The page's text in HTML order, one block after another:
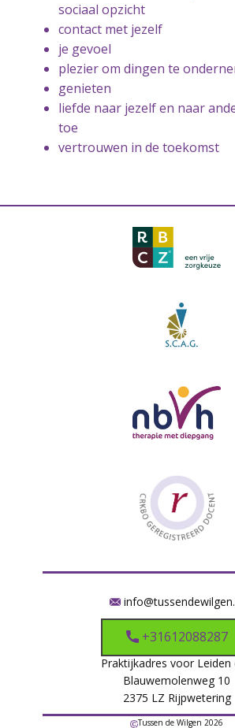
sociaal opzicht
contact met jezelf
je gevoel
plezier om dingen te
genieten
liefde naar jezelf en naar
toe
vertrouwen in de toekomst
+31612088287
Praktijkadres voor Leiden
Blauwemolenweg 10
2375 LZ Rijpwetering
Tussen de Wilgen 2026